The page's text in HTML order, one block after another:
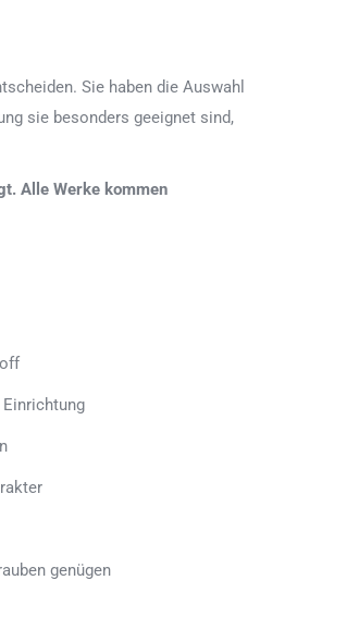
Sie haben die Auswahl
sie besonders geeignet sind,
Alle Werke kommen
genügen